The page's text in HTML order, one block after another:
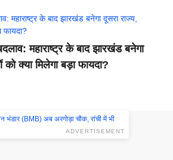
महाराष्ट्र के बाद झारखंड बनेगा
को क्या मिलेगा बड़ा फायदा?
ADVERTISEMENT